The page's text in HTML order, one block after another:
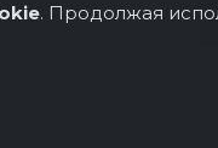
. Продолжая